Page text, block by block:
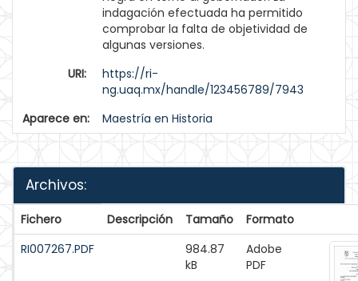
indagación efectuada ha permitido
comprobar la falta de objetividad de
algunas versiones.
URI:
https://ri-
ng.uaq.mx/handle/123456789/7943
Aparece en:
Maestría en Historia
Archivos:
Fichero Descripción Tamaño
Formato
RI007267.PDF
984.87
kB
Adobe
PDF